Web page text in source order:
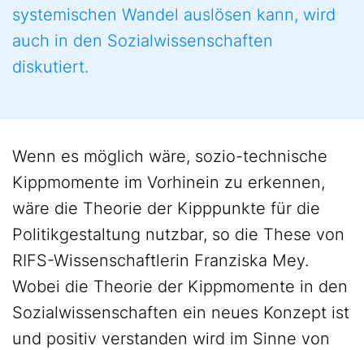
systemischen Wandel auslösen kann, wird
auch in den Sozialwissenschaften
diskutiert.
Wenn es möglich wäre, sozio-technische
Kippmomente im Vorhinein zu erkennen,
wäre die Theorie der Kipppunkte für die
Politikgestaltung nutzbar, so die These von
RIFS-Wissenschaftlerin Franziska Mey.
Wobei die Theorie der Kippmomente in den
Sozialwissenschaften ein neues Konzept ist
und positiv verstanden wird im Sinne von